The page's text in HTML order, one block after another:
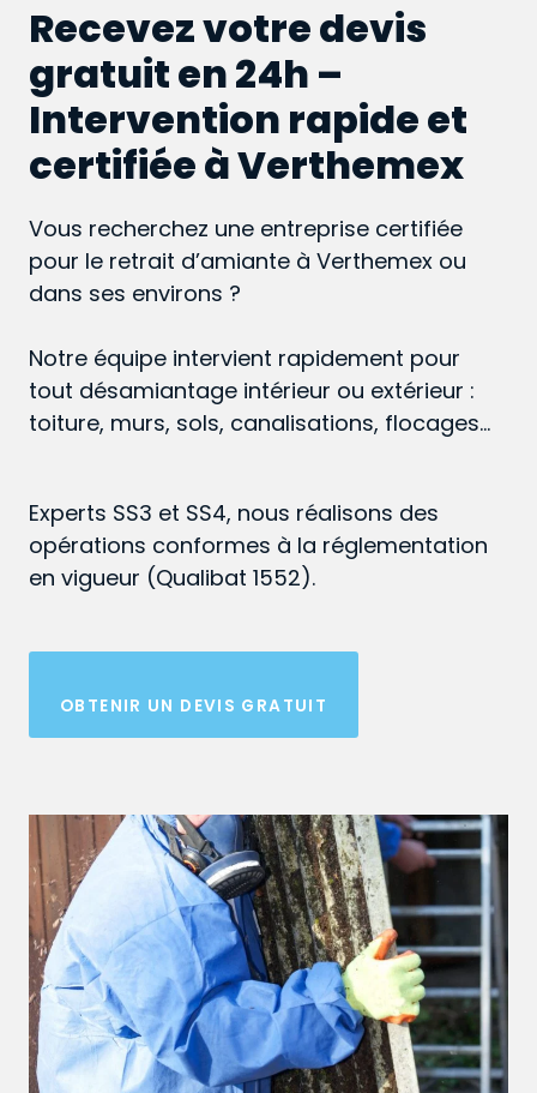
Recevez votre devis
gratuit en 24h –
Intervention rapide et
certifiée à Verthemex
Vous recherchez une entreprise certifiée
pour le retrait d’amiante à Verthemex ou
dans ses environs ?
Notre équipe intervient rapidement pour
tout désamiantage intérieur ou extérieur :
toiture, murs, sols, canalisations, flocages…
Experts SS3 et SS4, nous réalisons des
opérations conformes à la réglementation
en vigueur (Qualibat 1552).
OBTENIR UN DEVIS GRATUIT